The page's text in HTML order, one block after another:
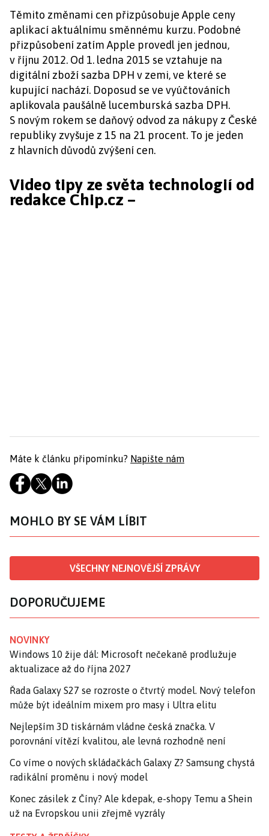
Těmito změnami cen přizpůsobuje Apple ceny
aplikací aktuálnímu směnnému kurzu. Podobné
přizpůsobení zatím Apple provedl jen jednou,
v říjnu 2012. Od 1. ledna 2015 se vztahuje na
digitální zboží sazba DPH v zemi, ve které se
kupující nachází. Doposud se ve vyúčtováních
aplikovala paušálně lucemburská sazba DPH.
S novým rokem se daňový odvod za nákupy z České
republiky zvyšuje z 15 na 21 procent. To je jeden
z hlavních důvodů zvýšení cen.
Video tipy ze světa technologií od
redakce Chip.cz –
Máte k článku připomínku? Napište nám
MOHLO BY SE VÁM LÍBIT
VŠECHNY NEJNOVĚJŠÍ ZPRÁVY
DOPORUČUJEME
NOVINKY
Windows 10 žije dál: Microsoft nečekaně prodlužuje
aktualizace až do října 2027
Řada Galaxy S27 se rozroste o čtvrtý model. Nový telefon
může být ideálním mixem pro masy i Ultra elitu
Nejlepším 3D tiskárnám vládne česká značka. V
porovnání vítězí kvalitou, ale levná rozhodně není
Co víme o nových skládačkách Galaxy Z? Samsung chystá
radikální proměnu i nový model
Konec zásilek z Číny? Ale kdepak, e-shopy Temu a Shein
už na Evropskou unii zřejmě vyzrály